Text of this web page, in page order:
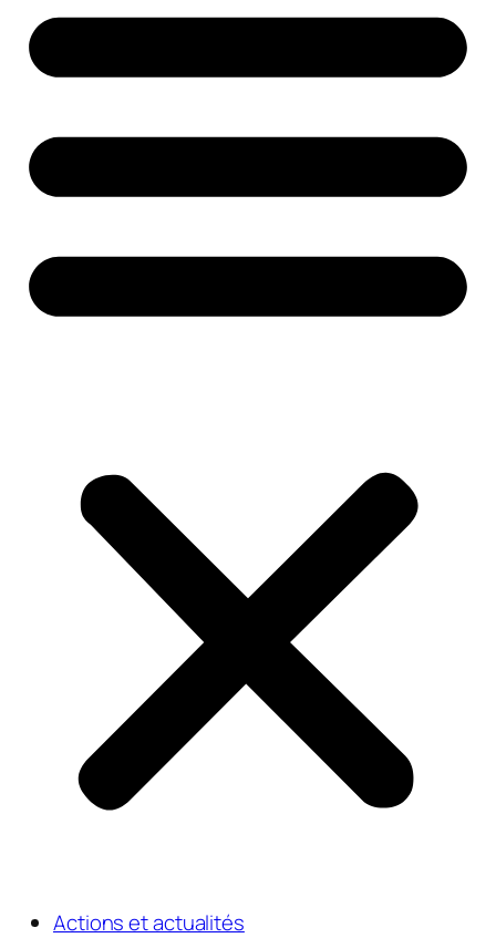
Actions et actualités